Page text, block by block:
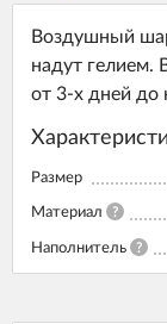
Воздушный
надут гелием.
от 3-х дней до
Размер
Материал ?
Наполнитель ?